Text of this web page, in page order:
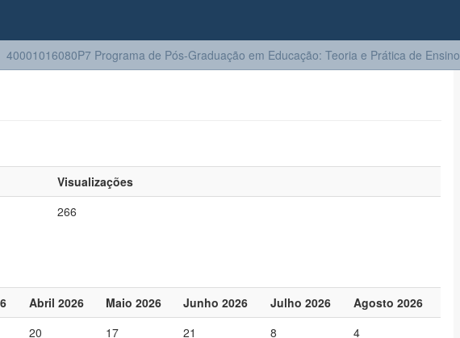
40001016080P7 Programa de Pós-Graduação em Educação: Teoria e Prática de Ensino
Visualizações
266
Abril 2026 Maio 2026 Junho 2026 Julho 2026
Agosto 2026
20 17 21 8 4